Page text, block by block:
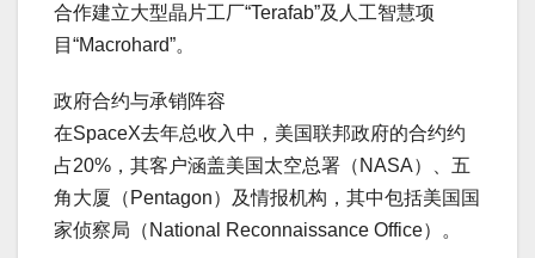
合作建立大型晶片工厂“Terafab”及人工智慧项
目“Macrohard”。
政府合约与承销阵容
在SpaceX去年总收入中，美国联邦政府的合约约
占20%，其客户涵盖美国太空总署（NASA）、五
角大厦（Pentagon）及情报机构，其中包括美国国
家侦察局（National Reconnaissance Office）。